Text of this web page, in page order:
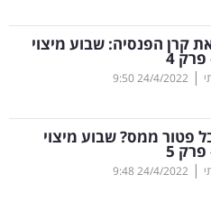
קרן הפנסיה: שבוע מיצוי
4
|
24/4/2022
9:50
פטור ממס? שבוע מיצוי
5
|
24/4/2022
9:48